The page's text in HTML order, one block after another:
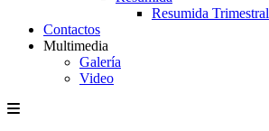
Resumida Trimestral
Contactos
Multimedia
Galería
Video